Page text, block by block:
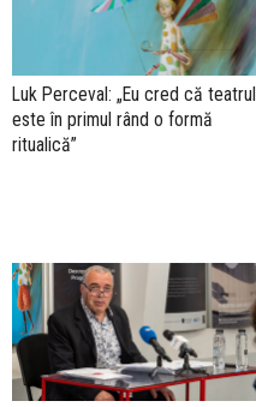
Luk Perceval: „Eu cred că teatrul
este în primul rând o formă
ritualică”